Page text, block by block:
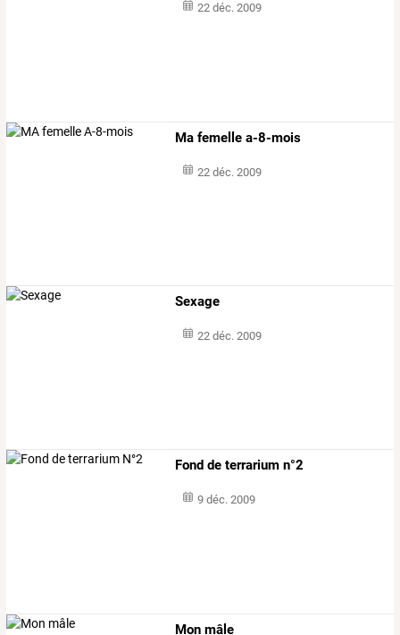
22 déc. 2009
Ma femelle a-8-mois
22 déc. 2009
Sexage
22 déc. 2009
Fond de terrarium n°2
9 déc. 2009
Mon mâle